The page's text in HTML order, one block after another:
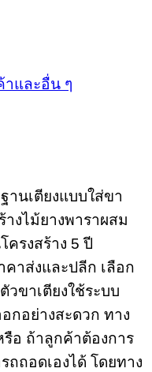
และอื่น ๆ
านเตียงแบบใส่ขา
งไม้ยางพาราผสม
ครงสร้าง 5 ปี
าส่งและปลีก เลือก
ขาเตียงใช้ระบบ
กอย่างสะดวก ทาง
รือ ถ้าลูกค้าต้องการ
ถอดเองได้ โดยทาง